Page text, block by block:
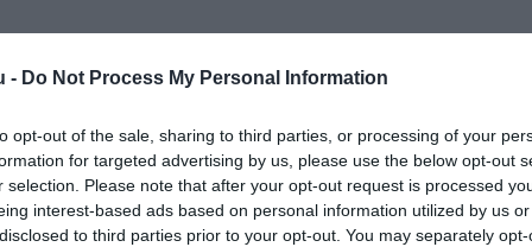
- Do Not Process My Personal Information
opt-out of the sale, sharing to third parties, or processing of your
for targeted advertising by us, please use the below opt-out
selection. Please note that after your opt-out request is processed
interest-based ads based on personal information utilized by us
to third parties prior to your opt-out. You may separately